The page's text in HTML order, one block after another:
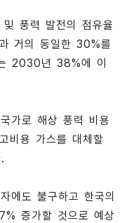
풍력 발전의 점유율
거의 동일한 30%를
2030년 38%에 이
가로 해상 풍력 비용
비용 가스를 대체할
에도 불구하고 한국의
증가할 것으로 예상